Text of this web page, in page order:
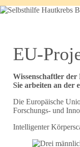
EU-
Wissenschaftler
Sie arbeiten an der
Die Europäische
Forschungs- und
Intelligenter